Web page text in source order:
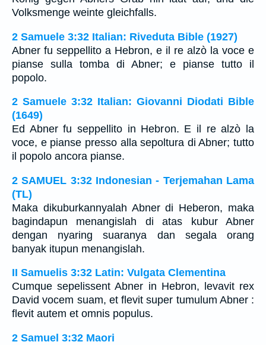
Volksmenge weinte gleichfalls.
2 Samuele 3:32 Italian: Riveduta Bible (1927)
Abner fu seppellito a Hebron, e il re alzò la voce e
pianse sulla tomba di Abner; e pianse tutto il
popolo.
2 Samuele 3:32 Italian: Giovanni Diodati Bible
(1649)
Ed Abner fu seppellito in Hebron. E il re alzò la
voce, e pianse presso alla sepoltura di Abner; tutto
il popolo ancora pianse.
2 SAMUEL 3:32 Indonesian - Terjemahan Lama
(TL)
Maka dikuburkannyalah Abner di Heberon, maka
bagindapun menangislah di atas kubur Abner
dengan nyaring suaranya dan segala orang
banyak itupun menangislah.
II Samuelis 3:32 Latin: Vulgata Clementina
Cumque sepelissent Abner in Hebron, levavit rex
David vocem suam, et flevit super tumulum Abner :
flevit autem et omnis populus.
2 Samuel 3:32 Maori